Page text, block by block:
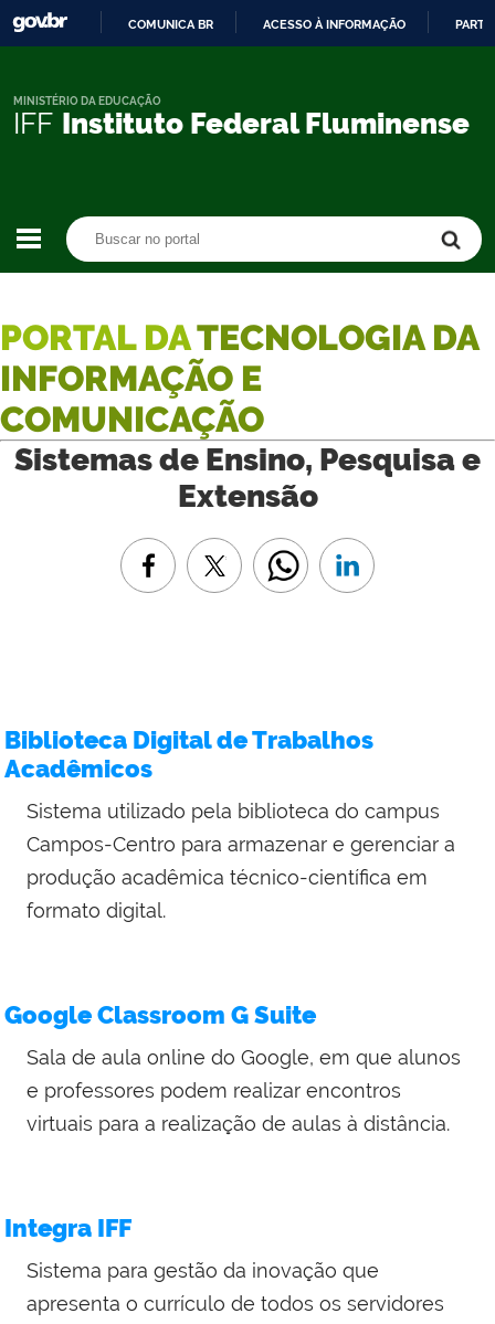
CONTEÚDO
COMUNICA BR ACESSO À INFORMAÇÃO
IFF Instituto Federal Fluminense
MINISTÉRIO DA EDUCAÇÃO
PORTAL DATECNOLOGIA DA
INFORMAÇÃO E
COMUNICAÇÃO
Sistemas de Ensino, Pesquisa e
Extensão
Biblioteca Digital de Trabalhos
Acadêmicos
Sistema utilizado pela biblioteca do campus
Campos-Centro para armazenar e gerenciar a
produção acadêmica técnico-científica em
formato digital.
Google Classroom G Suite
Sala de aula online do Google, em que alunos
e professores podem realizar encontros
virtuais para a realização de aulas à distância.
Integra IFF
Sistema para gestão da inovação que
apresenta o currículo de todos os servidores